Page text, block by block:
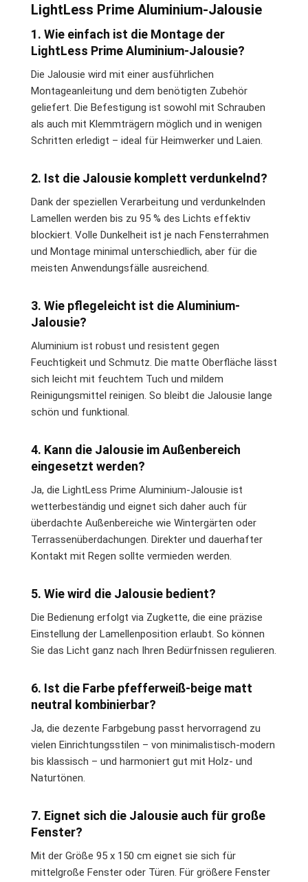
LightLess Prime Aluminium-Jalousie
1. Wie einfach ist die Montage der
LightLess Prime Aluminium-Jalousie?
Die Jalousie wird mit einer ausführlichen
Montageanleitung und dem benötigten Zubehör
geliefert. Die Befestigung ist sowohl mit Schrauben
als auch mit Klemmträgern möglich und in wenigen
Schritten erledigt – ideal für Heimwerker und Laien.
2. Ist die Jalousie komplett verdunkelnd?
Dank der speziellen Verarbeitung und verdunkelnden
Lamellen werden bis zu 95 % des Lichts effektiv
blockiert. Volle Dunkelheit ist je nach Fensterrahmen
und Montage minimal unterschiedlich, aber für die
meisten Anwendungsfälle ausreichend.
3. Wie pflegeleicht ist die Aluminium-
Jalousie?
Aluminium ist robust und resistent gegen
Feuchtigkeit und Schmutz. Die matte Oberfläche lässt
sich leicht mit feuchtem Tuch und mildem
Reinigungsmittel reinigen. So bleibt die Jalousie lange
schön und funktional.
4. Kann die Jalousie im Außenbereich
eingesetzt werden?
Ja, die LightLess Prime Aluminium-Jalousie ist
wetterbeständig und eignet sich daher auch für
überdachte Außenbereiche wie Wintergärten oder
Terrassenüberdachungen. Direkter und dauerhafter
Kontakt mit Regen sollte vermieden werden.
5. Wie wird die Jalousie bedient?
Die Bedienung erfolgt via Zugkette, die eine präzise
Einstellung der Lamellenposition erlaubt. So können
Sie das Licht ganz nach Ihren Bedürfnissen regulieren.
6. Ist die Farbe pfefferweiß-beige matt
neutral kombinierbar?
Ja, die dezente Farbgebung passt hervorragend zu
vielen Einrichtungsstilen – von minimalistisch-modern
bis klassisch – und harmoniert gut mit Holz- und
Naturtönen.
7. Eignet sich die Jalousie auch für große
Fenster?
Mit der Größe 95 x 150 cm eignet sie sich für
mittelgroße Fenster oder Türen. Für größere Fenster